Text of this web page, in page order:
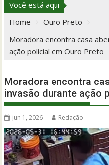
Você está aqui
Home
Ouro Preto
Moradora encontra casa
ação policial em Ouro Preto
Moradora encontra
invasão durante ação
jun 1, 2026 Redação